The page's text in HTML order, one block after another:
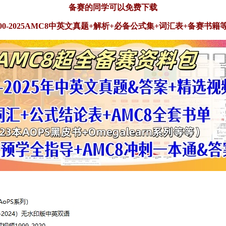
备赛的同学可以免费下载
2025AMC8中英文真题+解析+必备公式集+词汇表+备赛书籍